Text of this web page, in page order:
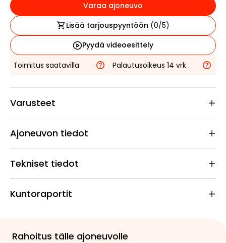
Varaa ajoneuvo
Lisää tarjouspyyntöön (0/5)
Pyydä videoesittely
Toimitus saatavilla
Palautusoikeus 14 vrk
Varusteet
Ajoneuvon tiedot
Tekniset tiedot
Kuntoraportit
Rahoitus tälle ajoneuvolle